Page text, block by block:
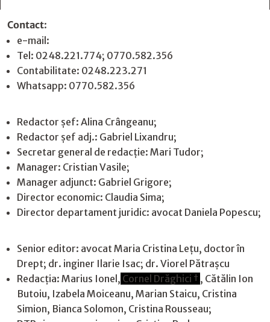
Contact:
e-mail:
Tel: 0248.221.774; 0770.582.356
Contabilitate: 0248.223.271
Whatsapp: 0770.582.356
Redactor șef: Alina Crângeanu;
Redactor șef adj.: Gabriel Lixandru;
Secretar general de redacție: Mari Tudor;
Manager: Cristian Vasile;
Manager adjunct: Gabriel Grigore;
Director economic: Claudia Sima;
Director departament juridic: avocat Daniela Popescu;
Senior editor: avocat Maria Cristina Leţu, doctor în
Drept; dr. inginer Ilarie Isac; dr. Viorel Pătrașcu
Redacţia: Marius Ionel, Cornel Drăghici † , Cătălin Ion
Butoiu, Izabela Moiceanu, Marian Staicu, Cristina
Simion, Bianca Solomon, Cristina Rousseau;